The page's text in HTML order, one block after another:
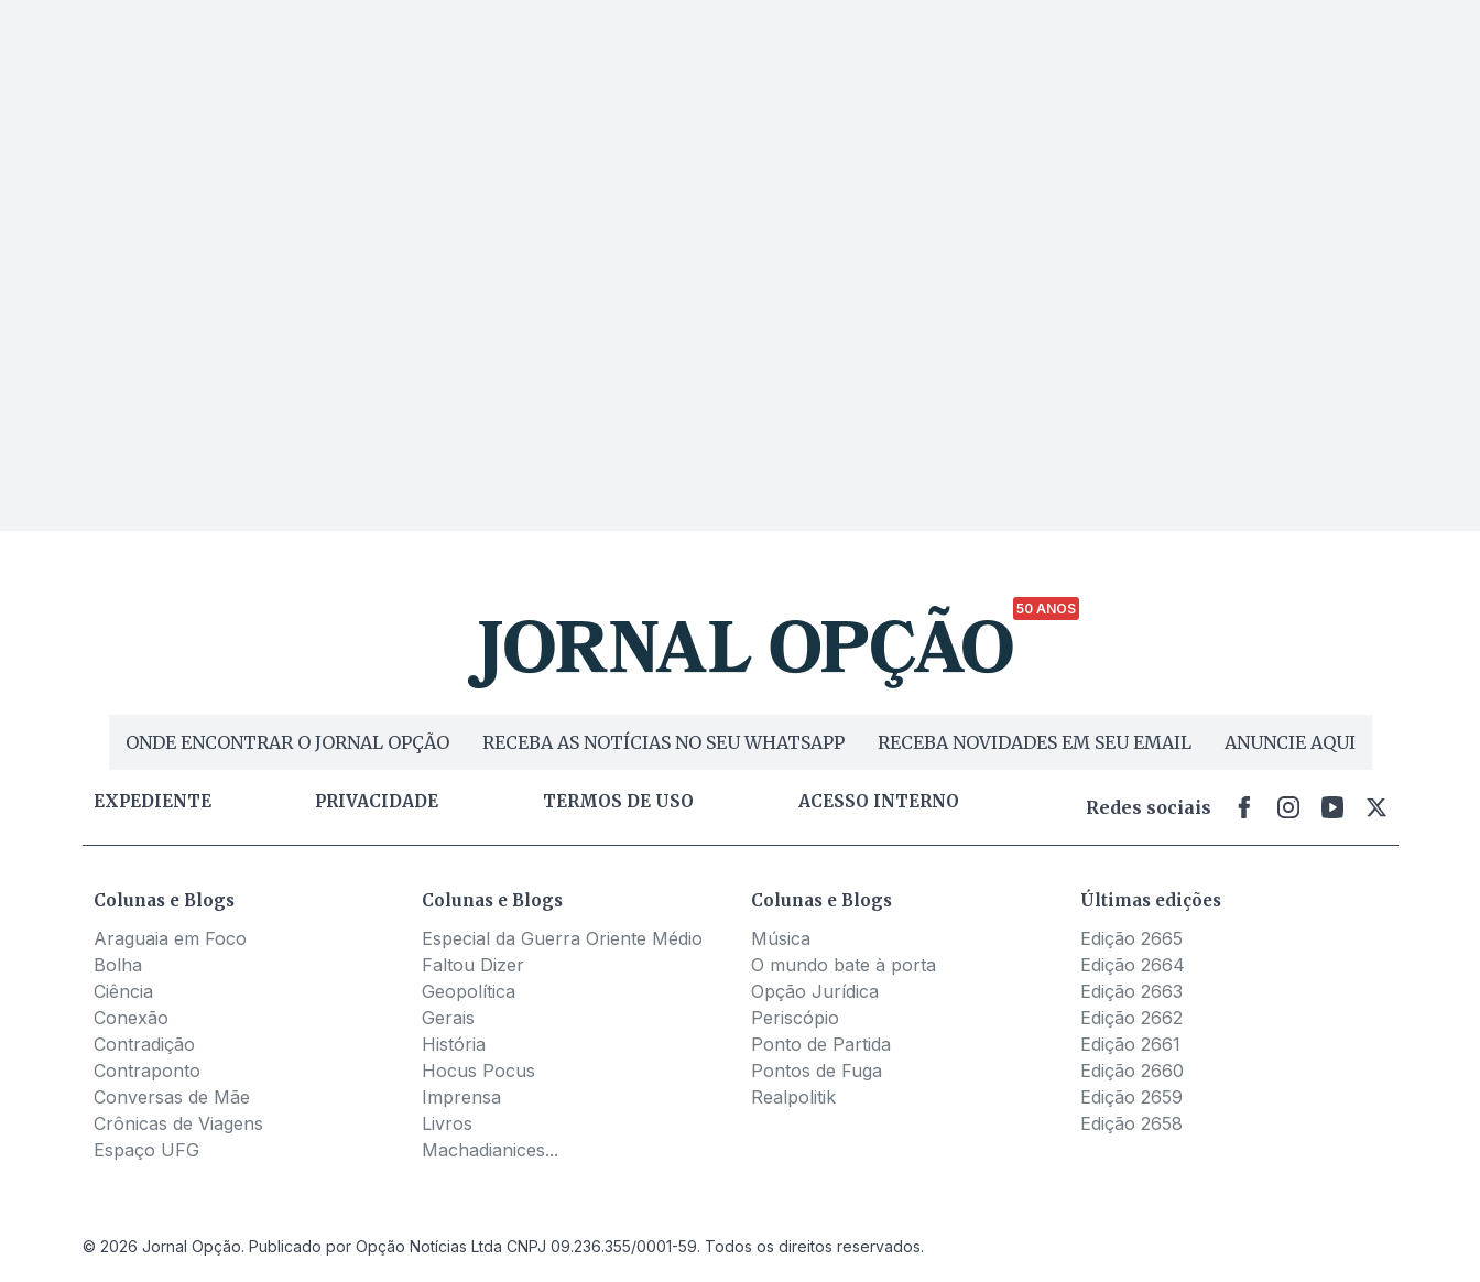
50 ANOS
ONDE ENCONTRAR O JORNAL OPÇÃO RECEBA AS NOTÍCIAS NO SEU WHATSAPP RECEBA NOVIDADES EM SEU EMAIL ANUNCIE AQUI
EXPEDIENTE PRIVACIDADE TERMOS DE USO ACESSO INTERNO Redes sociais
Colunas e Blogs
Araguaia em Foco
Bolha
Ciência
Conexão
Contradição
Contraponto
Conversas de Mãe
Crônicas de Viagens
Espaço UFG
Colunas e Blogs
Especial da Guerra Oriente Médio
Faltou Dizer
Geopolítica
Gerais
História
Hocus Pocus
Imprensa
Livros
Machadianices...
Colunas e Blogs
Música
O mundo bate à porta
Opção Jurídica
Periscópio
Ponto de Partida
Pontos de Fuga
Realpolitik
Últimas edições
Edição 2665
Edição 2664
Edição 2663
Edição 2662
Edição 2661
Edição 2660
Edição 2659
Edição 2658
© 2026 Jornal Opção. Publicado por Opção Notícias Ltda CNPJ 09.236.355/0001-59. Todos os direitos reservados.